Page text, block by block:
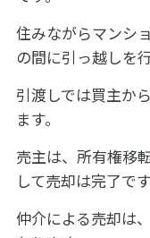
住みながらマンシ
の間に引っ越しを行
引渡しでは買主か
ます。
売主は、所有権移
して売却は完了です
仲介による売却は